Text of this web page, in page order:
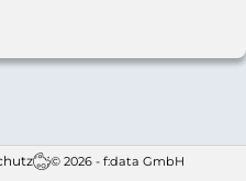
© 2026 - f:data GmbH